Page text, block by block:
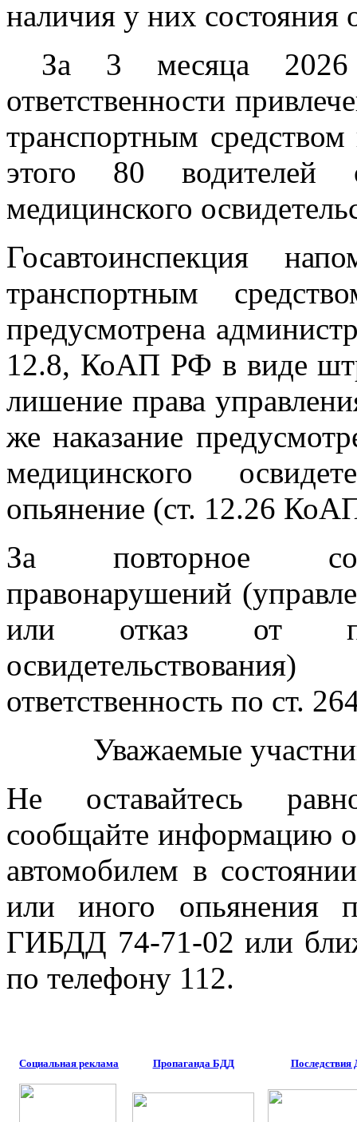
наличия у них состояния
За 3 месяца 2026
ответственности
транспортным
этого 80 водителей
медицинского
Госавтоинспекция
транспортным
предусмотрена
12.8, КоАП РФ в виде
лишение права
же наказание
медицинского
опьянение (ст. 12.26
За повторное
правонарушений
или отказ от
ответственность по ст.
Уважаемые
Не оставайтесь
сообщайте информацию
автомобилем в
или иного опьянения
ГИБДД 74-71-02 или
по телефону 112.
Социальная реклама Пропаганда БДД